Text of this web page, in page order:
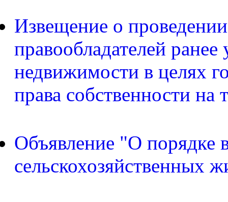
Извещение о
правообладателей
недвижимости в целях
права собственности
Объявление "О порядке
сельскохозяйственных